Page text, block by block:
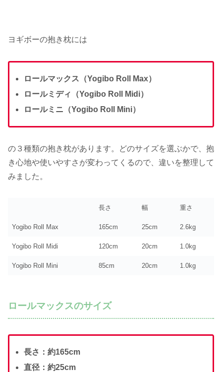
ヨギボーの抱き枕には
ロールマックス（Yogibo Roll Max）
ロールミディ（Yogibo Roll Midi）
ロールミニ（Yogibo Roll Mini）
の３種類の抱き枕があります。どのサイズを選ぶかで、抱
き心地や使いやすさが変わってくるので、違いを整理して
みました。
長さ 幅 重さ
Yogibo Roll Max 165cm 25cm 2.6kg
Yogibo Roll Midi 120cm 20cm 1.0kg
Yogibo Roll Mini 85cm 20cm 1.0kg
ロールマックスのサイズ
長さ：約165cm
直径：約25cm